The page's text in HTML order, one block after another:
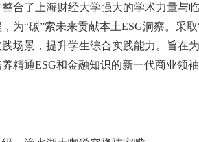
整合了上海财经大学强大的学术力量与
为“碳”索未来贡献本土ESG洞察。采
场景，提升学生综合实践能力。旨在
精通ESG和金融知识的新一代商业领